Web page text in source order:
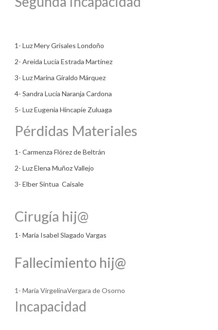
1- Luz Mery Grisales Londoño
2- Areida Lucía Estrada Martínez
3- Luz Marina Giraldo Márquez
4- Sandra Lucía Naranja Cardona
5- Luz Eugenia Hincapíe Zuluaga
Pérdidas Materiales
1- Carmenza Flórez de Beltrán
2- Luz Elena Muñoz Vallejo
3- Elber Sintua Caisale
Cirugía hij@
1- María Isabel Slagado Vargas
Fallecimiento hij@
1- María VirgelinaVergara de Osorno
Incapacidad